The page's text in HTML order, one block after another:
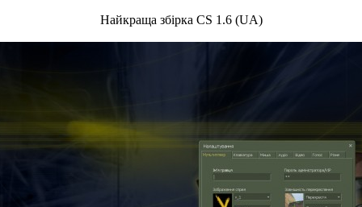
Найкраща збірка CS 1.6 (UA)